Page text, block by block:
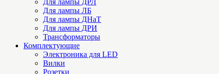
Для лампы ДРЛ
Для лампы ЛБ
Для лампы ДНаТ
Для лампы ДРИ
Трансформаторы
Комплектующие
Электроника для LED
Вилки
Розетки